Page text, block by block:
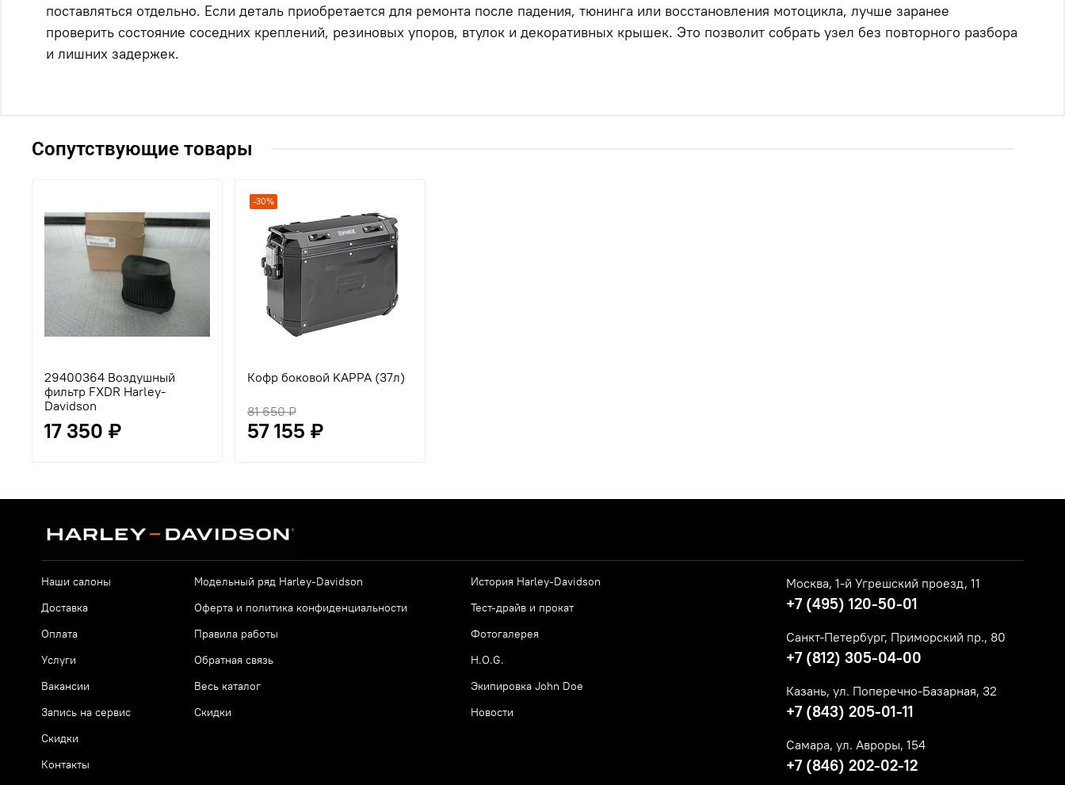
поставляться отдельно. Если деталь приобретается для ремонта после падения, тюнинга или восстановления мотоцикла, лучше заранее
проверить состояние соседних креплений, резиновых упоров, втулок и декоративных крышек. Это позволит собрать узел без повторного разбора
и лишних задержек.
Сопутствующие товары
29400364 Воздушный
фильтр FXDR Harley-
Davidson
17 350 ₽
-30%
Кофр боковой KAPPA (37л)
81 650 ₽
57 155 ₽
Наши салоны
Доставка
Оплата
Услуги
Вакансии
Запись на сервис
Скидки
Контакты
Модельный ряд Harley-Davidson
Оферта и политика конфиденциальности
Правила работы
Обратная связь
Весь каталог
Скидки
История Harley-Davidson
Тест-драйв и прокат
Фотогалерея
H.O.G.
Экипировка John Doe
Новости
Москва, 1-й Угрешский проезд, 11
+7 (495) 120-50-01
Санкт-Петербург, Приморский пр., 80
+7 (812) 305-04-00
Казань, ул. Поперечно-Базарная, 32
+7 (843) 205-01-11
Самара, ул. Авроры, 154
+7 (846) 202-02-12